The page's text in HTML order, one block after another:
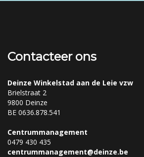
Contacteer ons
Deinze Winkelstad aan de Leie vzw
Brielstraat 2
9800 Deinze
BE 0636.878.541
Centrummanagement
0479 430 435
centrummanagement@deinze.be